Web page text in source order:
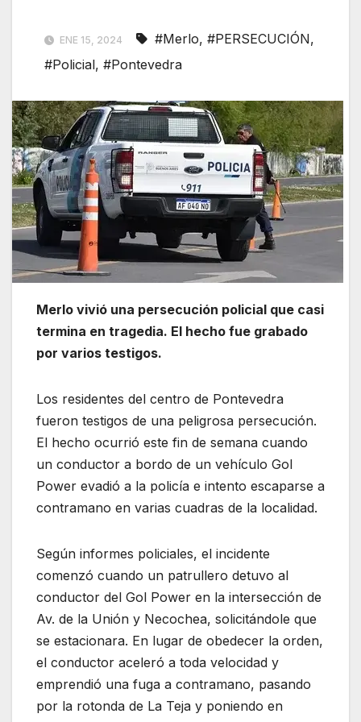
ENE 15, 2024 #Merlo, #PERSECUCIÓN,
#Policial, #Pontevedra
Merlo vivió una persecución policial que casi
termina en tragedia. El hecho fue grabado
por varios testigos.
Los residentes del centro de Pontevedra
fueron testigos de una peligrosa persecución.
El hecho ocurrió este fin de semana cuando
un conductor a bordo de un vehículo Gol
Power evadió a la policía e intento escaparse a
contramano en varias cuadras de la localidad.
Según informes policiales, el incidente
comenzó cuando un patrullero detuvo al
conductor del Gol Power en la intersección de
Av. de la Unión y Necochea, solicitándole que
se estacionara. En lugar de obedecer la orden,
el conductor aceleró a toda velocidad y
emprendió una fuga a contramano, pasando
por la rotonda de La Teja y poniendo en